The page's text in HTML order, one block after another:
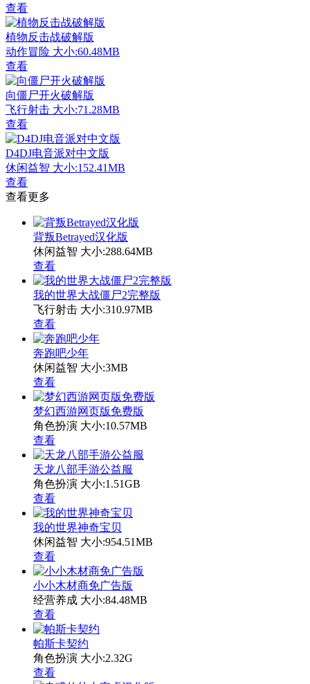
查看
植物反击战破解版
动作冒险 大小:60.48MB
查看
向僵尸开火破解版
飞行射击 大小:71.28MB
查看
D4DJ电音派对中文版
休闲益智 大小:152.41MB
查看
查看更多
背叛Betrayed汉化版
休闲益智 大小:288.64MB
查看
我的世界大战僵尸2完整版
飞行射击 大小:310.97MB
查看
奔跑吧少年
休闲益智 大小:3MB
查看
梦幻西游网页版免费版
角色扮演 大小:10.57MB
查看
天龙八部手游公益服
角色扮演 大小:1.51GB
查看
我的世界神奇宝贝
休闲益智 大小:954.51MB
查看
小小木材商免广告版
经营养成 大小:84.48MB
查看
帕斯卡契约
角色扮演 大小:2.32G
查看